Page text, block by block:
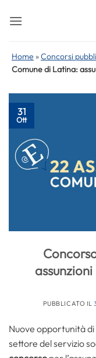
Home »Concorsi
Comune di Latina:
31
Ott
PUBBLICATO IL
Nuove opportunità
settore del servizio